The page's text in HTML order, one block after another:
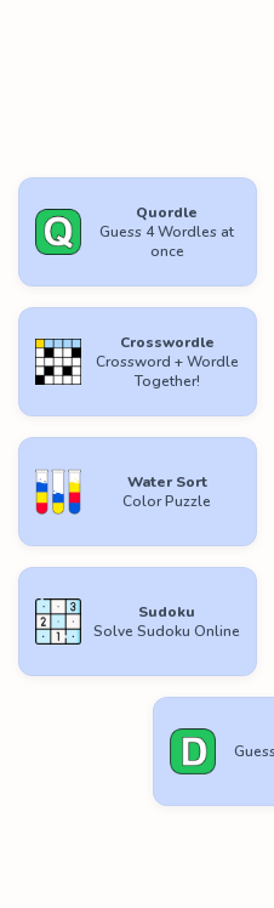
Quordle
Guess 4 Wordles at
once
Crosswordle
Crossword + Wordle
Together!
Water Sort
Color Puzzle
Sudoku
Solve Sudoku Online